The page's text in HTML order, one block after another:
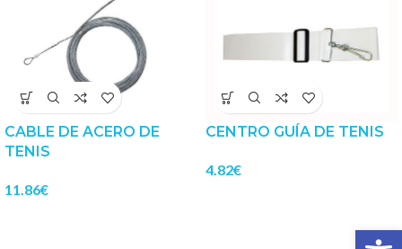
CABLE DE ACERO DE
TENIS
11.86€
CENTRO GUÍA DE TENIS
4.82€
Abrir